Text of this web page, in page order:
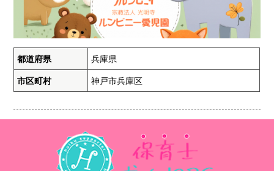
都道府県 兵庫県
市区町村 神戸市兵庫区